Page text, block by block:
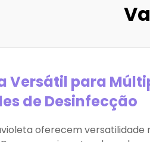
Versátil para
de Desinfecção
oferecem versatilidade